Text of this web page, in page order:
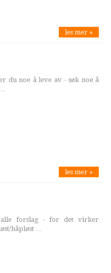
les mer »
du noe å leve av - søk noe å
les mer »
alle forslag - for det virker
håpløst …